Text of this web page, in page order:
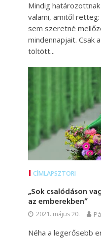
Mindig
valami, amitől
sem szeretné
mindennapjait. Csak
töltött...
CÍMLAPSZTORI
„Sok csalódáson
az emberekben”
2021. május 20.
Néha a legerősebb